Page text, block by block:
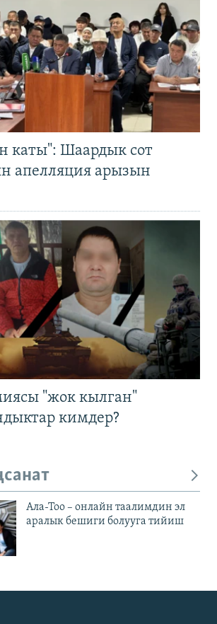
каты": Шаардык сот
апелляция арызын
"жок кылган"
кимдер?
Ала-Тоо – онлайн таалимдин эл
аралык бешиги болууга тийиш